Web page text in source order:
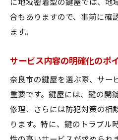
に地域密着型の鍵屋では、地
合もありますので、事前に確
ます。
サービス内容の明確化のポ
奈良市の鍵屋を選ぶ際、サー
重要です。鍵屋には、鍵の開
修理、さらには防犯対策の相
ります。特に、鍵のトラブル